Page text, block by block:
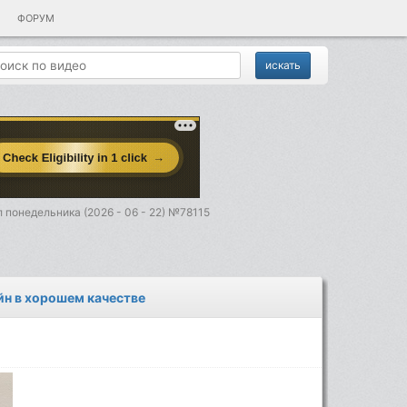
ФОРУМ
понедельника (2026 - 06 - 22) №78115
в хорошем качестве